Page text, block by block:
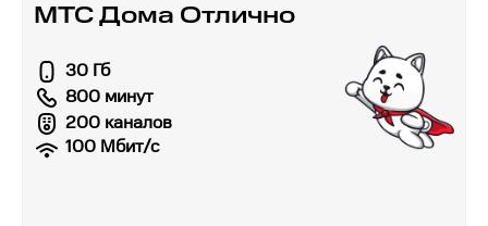
МТС Дома Отлично
30 Гб
800 минут
200 каналов
100 Мбит/с